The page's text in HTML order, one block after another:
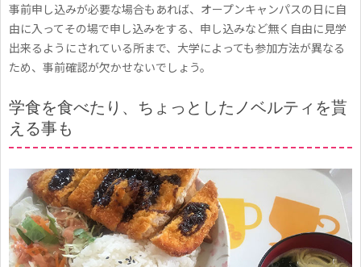
大
学
の
メ
ー
ジ
ア
ッ
プ
事前申し込みが必要な場合もあれば、オープンキャンパスの日に自
由に入ってその場で申し込みをする、申し込みなど無く自由に見学
出来るようにされている所まで、大学によっても参加方法が異なる
ため、事前確認が欠かせないでしょう。
学食を食べたり、ちょっとしたノベルティを貰
える事も